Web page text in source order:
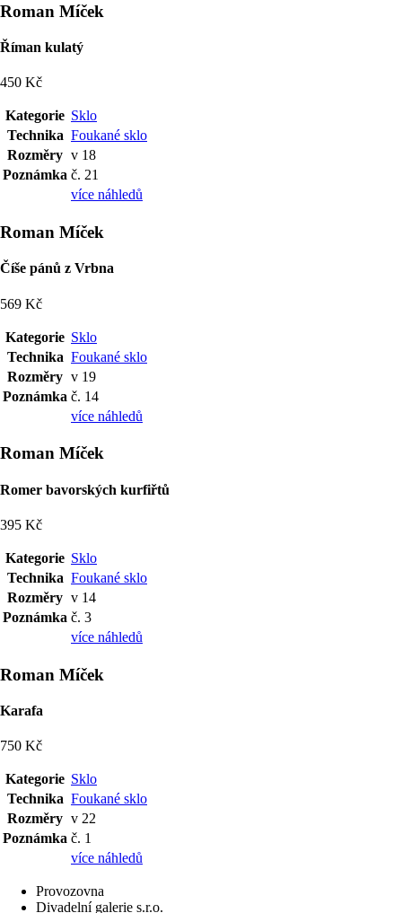
Roman Míček
Říman kulatý
450 Kč
Kategorie Sklo
Technika Foukané sklo
Rozměry v 18
Poznámka č. 21
více náhledů
Roman Míček
Číše pánů z Vrbna
569 Kč
Kategorie Sklo
Technika Foukané sklo
Rozměry v 19
Poznámka č. 14
více náhledů
Roman Míček
Romer bavorských kurfiřtů
395 Kč
Kategorie Sklo
Technika Foukané sklo
Rozměry v 14
Poznámka č. 3
více náhledů
Roman Míček
Karafa
750 Kč
Kategorie Sklo
Technika Foukané sklo
Rozměry v 22
Poznámka č. 1
více náhledů
Provozovna
Divadelní galerie s.r.o.